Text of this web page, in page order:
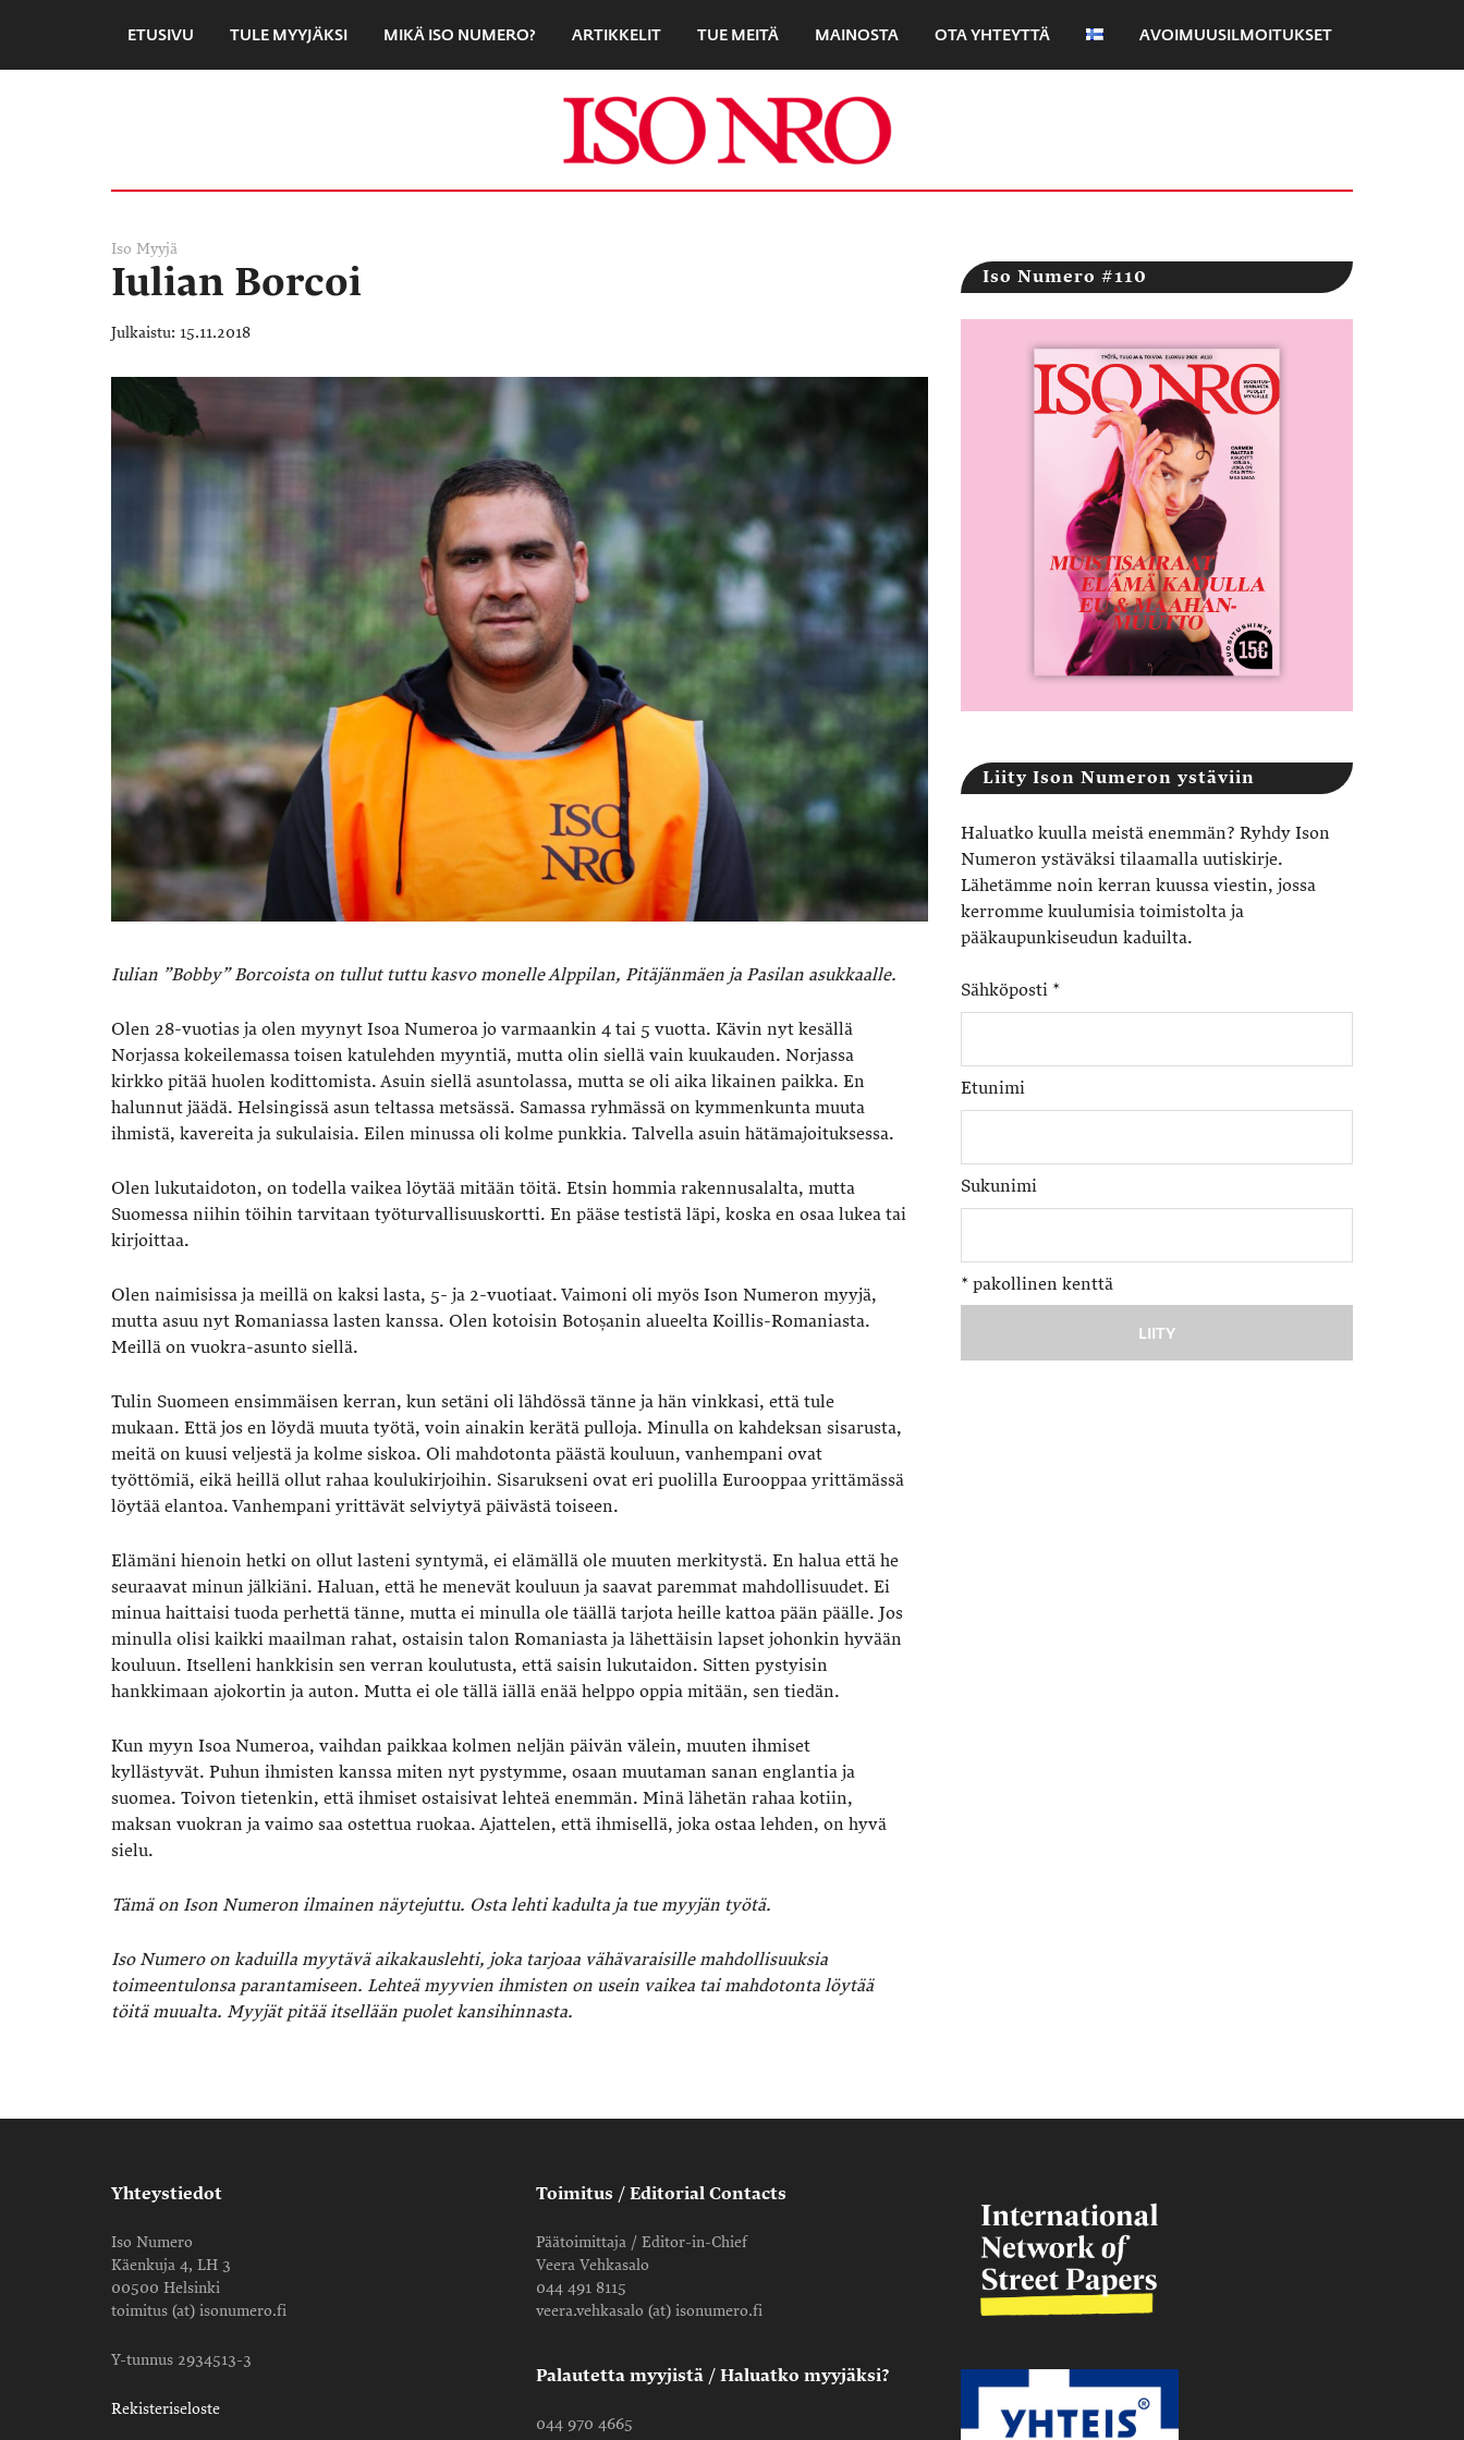
ETUSIVU TULE MYYJÄKSI MIKÄ ISO NUMERO? ARTIKKELIT TUE MEITÄ MAINOSTA OTA YHTEYTTÄ AVOIMUUSILMOITUKSET
Iso Myyjä
Iulian Borcoi
15.11.2018
Iulian ”Bobby” Borcoista on tullut tuttu kasvo monelle Alppilan, Pitäjänmäen ja Pasilan asukkaalle.
Olen 28-vuotias ja olen myynyt Isoa Numeroa jo varmaankin 4 tai 5 vuotta. Kävin nyt kesällä
Norjassa kokeilemassa toisen katulehden myyntiä, mutta olin siellä vain kuukauden. Norjassa
kirkko pitää huolen kodittomista. Asuin siellä asuntolassa, mutta se oli aika likainen paikka. En
halunnut jäädä. Helsingissä asun teltassa metsässä. Samassa ryhmässä on kymmenkunta muuta
ihmistä, kavereita ja sukulaisia. Eilen minussa oli kolme punkkia. Talvella asuin hätämajoituksessa.
Olen lukutaidoton, on todella vaikea löytää mitään töitä. Etsin hommia rakennusalalta, mutta
Suomessa niihin töihin tarvitaan työturvallisuuskortti. En pääse testistä läpi, koska en osaa lukea tai
kirjoittaa.
Olen naimisissa ja meillä on kaksi lasta, 5- ja 2-vuotiaat. Vaimoni oli myös Ison Numeron myyjä,
mutta asuu nyt Romaniassa lasten kanssa. Olen kotoisin Botoșanin alueelta Koillis-Romaniasta.
Meillä on vuokra-asunto siellä.
Tulin Suomeen ensimmäisen kerran, kun setäni oli lähdössä tänne ja hän vinkkasi, että tule
mukaan. Että jos en löydä muuta työtä, voin ainakin kerätä pulloja. Minulla on kahdeksan sisarusta,
meitä on kuusi veljestä ja kolme siskoa. Oli mahdotonta päästä kouluun, vanhempani ovat
työttömiä, eikä heillä ollut rahaa koulukirjoihin. Sisarukseni ovat eri puolilla Eurooppaa yrittämässä
löytää elantoa. Vanhempani yrittävät selviytyä päivästä toiseen.
Elämäni hienoin hetki on ollut lasteni syntymä, ei elämällä ole muuten merkitystä. En halua että he
seuraavat minun jälkiäni. Haluan, että he menevät kouluun ja saavat paremmat mahdollisuudet. Ei
minua haittaisi tuoda perhettä tänne, mutta ei minulla ole täällä tarjota heille kattoa pään päälle. Jos
minulla olisi kaikki maailman rahat, ostaisin talon Romaniasta ja lähettäisin lapset johonkin hyvään
kouluun. Itselleni hankkisin sen verran koulutusta, että saisin lukutaidon. Sitten pystyisin
hankkimaan ajokortin ja auton. Mutta ei ole tällä iällä enää helppo oppia mitään, sen tiedän.
Kun myyn Isoa Numeroa, vaihdan paikkaa kolmen neljän päivän välein, muuten ihmiset
kyllästyvät. Puhun ihmisten kanssa miten nyt pystymme, osaan muutaman sanan englantia ja
suomea. Toivon tietenkin, että ihmiset ostaisivat lehteä enemmän. Minä lähetän rahaa kotiin,
maksan vuokran ja vaimo saa ostettua ruokaa. Ajattelen, että ihmisellä, joka ostaa lehden, on hyvä
sielu.
Tämä on Ison Numeron ilmainen näytejuttu. Osta lehti kadulta ja tue myyjän työtä.
Iso Numero on kaduilla myytävä aikakauslehti, joka tarjoaa vähävaraisille mahdollisuuksia
toimeentulonsa parantamiseen. Lehteä myyvien ihmisten on usein vaikea tai mahdotonta löytää
töitä muualta. Myyjät pitää itsellään puolet kansihinnasta.
Iso Numero #110
Liity Ison Numeron ystäviin
Haluatko kuulla meistä enemmän? Ryhdy Ison
Numeron ystäväksi tilaamalla uutiskirje.
Lähetämme noin kerran kuussa viestin, jossa
kerromme kuulumisia toimistolta ja
pääkaupunkiseudun kaduilta.
Sähköposti *
Etunimi
Sukunimi
* pakollinen kenttä
Yhteystiedot
Iso Numero
Käenkuja 4, LH 3
00500 Helsinki
toimitus (at) isonumero.fi
Y-tunnus 2934513-3
Rekisteriseloste
Toimitus / Editorial Contacts
Päätoimittaja / Editor-in-Chief
Veera Vehkasalo
044 491 8115
veera.vehkasalo (at) isonumero.fi
Palautetta myyjistä / Haluatko myyjäksi?
044 970 4665